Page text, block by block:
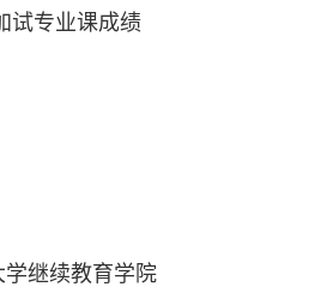
试专业课成绩
育学院